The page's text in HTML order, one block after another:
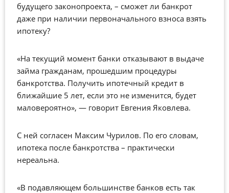
будущего законопроекта, – сможет ли банкрот
даже при наличии первоначального взноса взять
ипотеку?
«На текущий момент банки отказывают в выдаче
займа гражданам, прошедшим процедуры
банкротства. Получить ипотечный кредит в
ближайшие 5 лет, если это не изменится, будет
маловероятно», — говорит Евгения Яковлева.
С ней согласен Максим Чурилов. По его словам,
ипотека после банкротства – практически
нереальна.
«В подавляющем большинстве банков есть так